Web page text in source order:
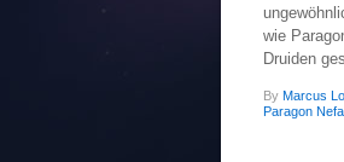
wie
Druiden
By Marcus
Paragon